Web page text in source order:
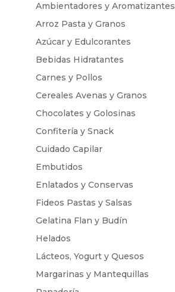
Ambientadores y Aromatizantes
Arroz Pasta y Granos
Azúcar y Edulcorantes
Bebidas Hidratantes
Carnes y Pollos
Cereales Avenas y Granos
Chocolates y Golosinas
Confitería y Snack
Cuidado Capilar
Embutidos
Enlatados y Conservas
Fideos Pastas y Salsas
Gelatina Flan y Budín
Helados
Lácteos, Yogurt y Quesos
Margarinas y Mantequillas